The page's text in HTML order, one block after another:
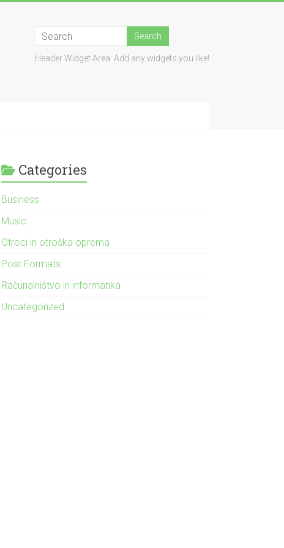
Header Widget Area: Add any widgets you like!
Categories
Business
Music
Otroci in otroška oprema
Post Formats
Računalništvo in informatika
Uncategorized